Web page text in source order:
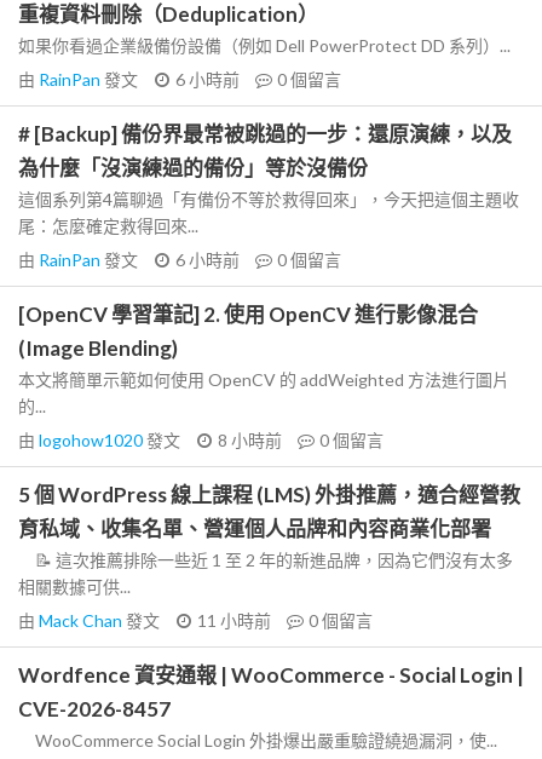
重複資料刪除（Deduplication）
如果你看過企業級備份設備（例如 Dell PowerProtect DD 系列）...
由 RainPan 發文 6 小時前 0個留言
# [Backup] 備份界最常被跳過的一步：還原演練，以及
為什麼「沒演練過的備份」等於沒備份
這個系列第4篇聊過「有備份不等於救得回來」，今天把這個主題收
尾：怎麼確定救得回來...
由 RainPan 發文 6 小時前 0個留言
[OpenCV 學習筆記] 2. 使用 OpenCV 進行影像混合
(Image Blending)
本文將簡單示範如何使用 OpenCV 的 addWeighted 方法進行圖片
的...
由 logohow1020發文 8 小時前 0個留言
5 個 WordPress 線上課程 (LMS) 外掛推薦，適合經營教
育私域、收集名單、營運個人品牌和內容商業化部署
📝 這次推薦排除一些近 1 至 2 年的新進品牌，因為它們沒有太多
相關數據可供...
由 Mack Chan 發文 11 小時前 0個留言
Wordfence 資安通報 | WooCommerce - Social Login |
CVE-2026-8457
WooCommerce Social Login 外掛爆出嚴重驗證繞過漏洞，使...